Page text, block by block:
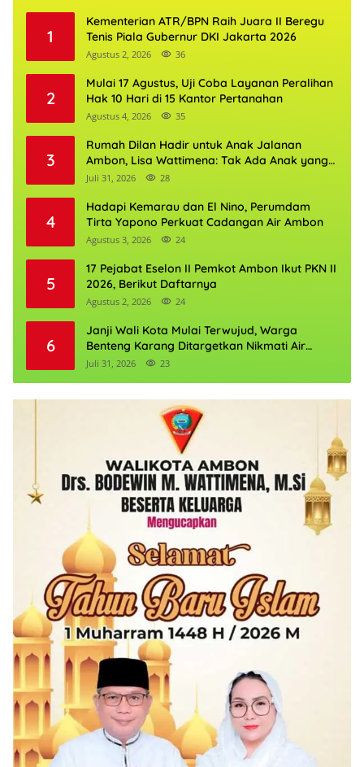
1
Kementerian ATR/BPN Raih Juara II Beregu
Tenis Piala Gubernur DKI Jakarta 2026
Agustus 2, 2026 36
2
Mulai 17 Agustus, Uji Coba Layanan Peralihan
Hak 10 Hari di 15 Kantor Pertanahan
Agustus 4, 2026 35
3
Rumah Dilan Hadir untuk Anak Jalanan
Ambon, Lisa Wattimena: Tak Ada Anak yang
Boleh Kehilangan Masa Depannya
Juli 31, 2026 28
4
Hadapi Kemarau dan El Nino, Perumdam
Tirta Yapono Perkuat Cadangan Air Ambon
Agustus 3, 2026 24
5
17 Pejabat Eselon II Pemkot Ambon Ikut PKN II
2026, Berikut Daftarnya
Agustus 2, 2026 24
6
Janji Wali Kota Mulai Terwujud, Warga
Benteng Karang Ditargetkan Nikmati Air
Bersih Pekan Kedua Agustus
Juli 31, 2026 23